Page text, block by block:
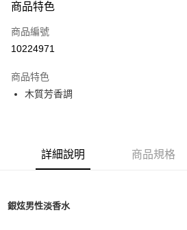
信用卡一次付款
ATM付款
運送方式
付款後全家取貨
每筆NT$100，滿NT$1,000(含以上)免運費
每筆NT$80，滿NT$1,000(含以上)免運費
商品特色
商品編號
10224971
商品特色
木質芳香調
詳細說明 商品規格
銀炫男性淡香水